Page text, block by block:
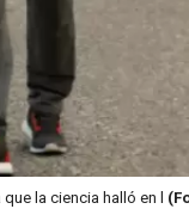
la ciencia halló en l